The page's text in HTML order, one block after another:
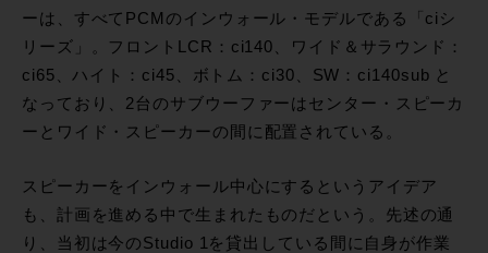
ーは、すべてPCMのインウォール・モデルである「ciシ
リーズ」。フロントLCR：ci140、ワイド＆サラウンド：
ci65、ハイト：ci45、ボトム：ci30、SW：ci140sub と
なっており、2台のサブウーファーはセンター・スピーカ
ーとワイド・スピーカーの間に配置されている。
スピーカーをインウォール中心にするというアイデア
も、計画を進める中で生まれたものだという。先述の通
り、当初は今のStudio 1を貸出している間に自身が作業